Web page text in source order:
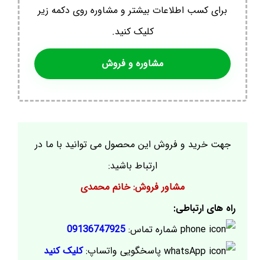
برای کسب اطلاعات بیشتر و مشاوره روی دکمه زیر
کلیک کنید.
مشاوره و فروش
جهت خرید و فروش این محصول می توانید با ما در
ارتباط باشید:
مشاور فروش: خانم محمدی
راه های ارتباطی:
شماره تماس: 09136747925
پاسخگویی واتساپ:کلیک کنید